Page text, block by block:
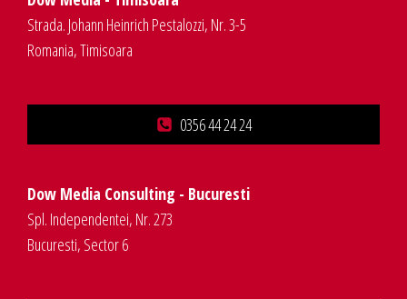
Strada. Johann Heinrich Pestalozzi, Nr. 3-5
Romania, Timisoara
0356 44 24 24
Dow Media Consulting - Bucuresti
Spl. Independentei, Nr. 273
Bucuresti, Sector 6